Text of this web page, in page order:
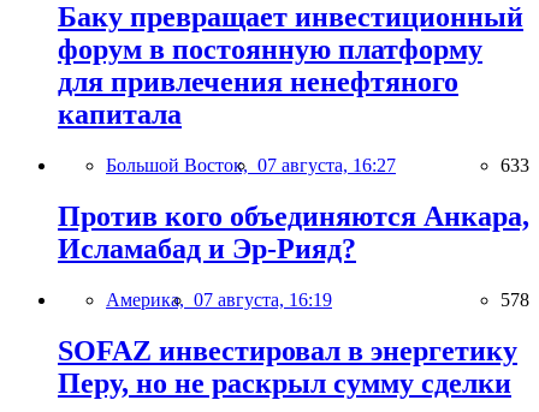
Баку превращает инвестиционный
форум в постоянную платформу
для привлечения ненефтяного
капитала
Большой Восток, 07 августа, 16:27 633
Против кого объединяются Анкара,
Исламабад и Эр-Рияд?
Америка, 07 августа, 16:19 578
SOFAZ инвестировал в энергетику
Перу, но не раскрыл сумму сделки